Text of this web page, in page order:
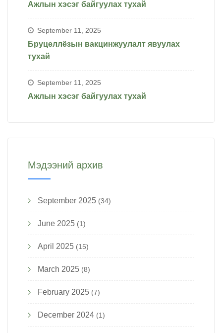
Ажлын хэсэг байгуулах тухай
September 11, 2025
Бруцеллёзын вакцинжуулалт явуулах
тухай
September 11, 2025
Ажлын хэсэг байгуулах тухай
Мэдээний архив
September 2025 (34)
June 2025 (1)
April 2025 (15)
March 2025 (8)
February 2025 (7)
December 2024 (1)